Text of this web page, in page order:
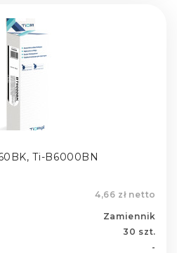
Ti-B6000BN
4,66 zł netto
Zamiennik
30 szt.
-